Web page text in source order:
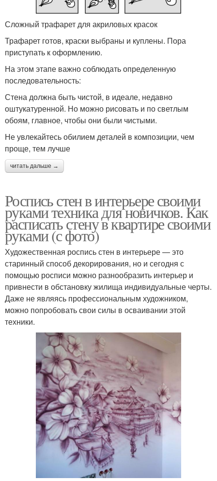
Сложный трафарет для акриловых красок
Трафарет готов, краски выбраны и куплены. Пора
приступать к оформлению.
На этом этапе важно соблюдать определенную
последовательность:
Стена должна быть чистой, в идеале, недавно
оштукатуренной. Но можно рисовать и по светлым
обоям, главное, чтобы они были чистыми.
Не увлекайтесь обилием деталей в композиции, чем
проще, тем лучше
читать дальше →
Роспись стен в интерьере своими
руками техника для новичков. Как
расписать стену в квартире своими
руками (с фото)
Художественная роспись стен в интерьере — это
старинный способ декорирования, но и сегодня с
помощью росписи можно разнообразить интерьер и
привнести в обстановку жилища индивидуальные черты.
Даже не являясь профессиональным художником,
можно попробовать свои силы в осваивании этой
техники.